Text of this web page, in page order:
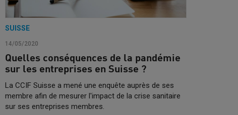
SUISSE
14/05/2020
Quelles conséquences de la pandémie
sur les entreprises en Suisse ?
La CCIF Suisse a mené une enquête auprès de ses
membre afin de mesurer l'impact de la crise sanitaire
sur ses entreprises membres.